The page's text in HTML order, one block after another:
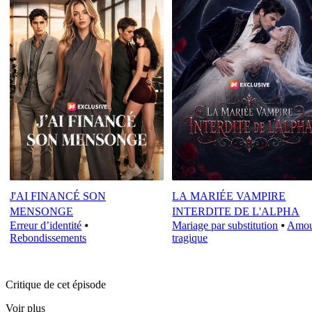
J'AI FINANCÉ SON
MENSONGE
Erreur d’identité ⦁
Rebondissements
LA MARIÉE VAMPIRE
INTERDITE DE L'ALPHA
Mariage par substitution ⦁
tragique
Critique de cet épisode
Voir plus